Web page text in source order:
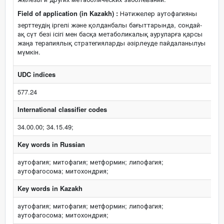
Field of application (in Kazakh) : Нәтижелер аутофагияны
зерттеудің іргелі және қолданбалы бағыттарында, сондай-
ақ сүт безі ісігі мен басқа метаболикалық ауруларға қарсы
жаңа терапиялық стратегияларды әзірлеуде пайдаланылуы
мүмкін.
UDC indices
577.24
International classifier codes
34.00.00; 34.15.49;
Key words in Russian
аутофагия; митофагия; метформин; липофагия;
аутофагосома; митохондрия;
Key words in Kazakh
аутофагия; митофагия; метформин; липофагия;
аутофагосома; митохондрия;